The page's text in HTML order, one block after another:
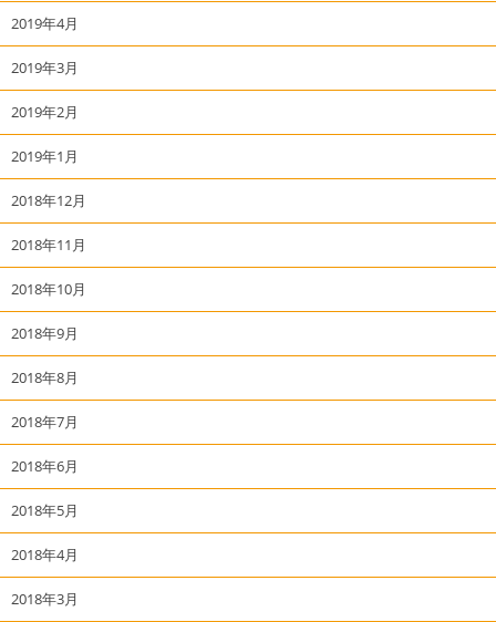
2019年4月
2019年3月
2019年2月
2019年1月
2018年12月
2018年11月
2018年10月
2018年9月
2018年8月
2018年7月
2018年6月
2018年5月
2018年4月
2018年3月